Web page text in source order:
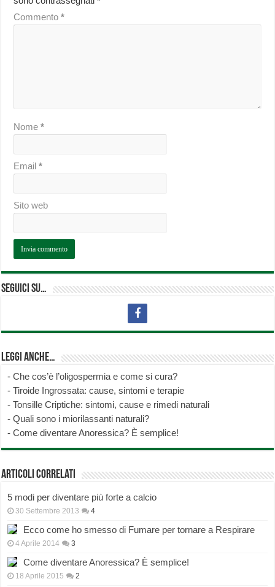
Commento*
Nome*
Email*
Sito web
Seguici su…
Leggi anche…
-Che cos’è l’oligospermia e come si cura?
-Tiroide Ingrossata: cause, sintomi e terapie
-Tonsille Criptiche: sintomi, cause e rimedi naturali
-Quali sono i miorilassanti naturali?
-Come diventare Anoressica? È semplice!
Articoli correlati
5 modi per diventare più forte a calcio
30 Settembre 2013 4
Ecco come ho smesso di Fumare per tornare a Respirare
4 Aprile 2014 3
Come diventare Anoressica? È semplice!
18 Aprile 2015 2